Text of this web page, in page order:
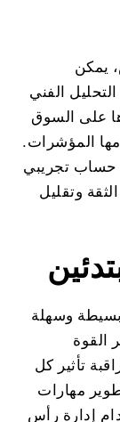
يمكن
الفني
على السوق
المؤشرات.
حساب تجريبي
وتقليل
بسيطة وسهلة
القوة
تأثير كل
مهارات
إدارة رأس